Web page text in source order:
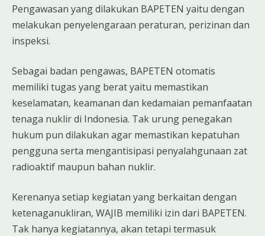
Pengawasan yang dilakukan BAPETEN yaitu dengan
melakukan penyelengaraan peraturan, perizinan dan
inspeksi.
Sebagai badan pengawas, BAPETEN otomatis
memiliki tugas yang berat yaitu memastikan
keselamatan, keamanan dan kedamaian pemanfaatan
tenaga nuklir di Indonesia. Tak urung penegakan
hukum pun dilakukan agar memastikan kepatuhan
pengguna serta mengantisipasi penyalahgunaan zat
radioaktif maupun bahan nuklir.
Kerenanya setiap kegiatan yang berkaitan dengan
ketenaganukliran, WAJIB memiliki izin dari BAPETEN.
Tak hanya kegiatannya, akan tetapi termasuk